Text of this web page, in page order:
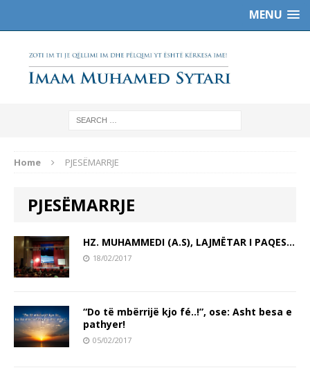
MENU
Home PJESËMARRJE
PJESËMARRJE
HZ. MUHAMMEDI (A.S), LAJMËTAR I PAQES…
18/02/2017
“Do të mbërrijë kjo fé..!”, ose: Asht besa e
pathyer!
05/02/2017